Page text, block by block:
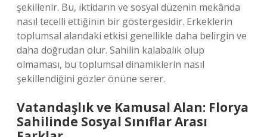
şekillenir. Bu, iktidarın ve sosyal düzenin mekânda
nasıl tecelli ettiğinin bir göstergesidir. Erkeklerin
toplumsal alandaki etkisi genellikle daha belirgin ve
daha doğrudan olur. Sahilin kalabalık olup
olmaması, bu toplumsal dinamiklerin nasıl
şekillendiğini gözler önüne serer.
Vatandaşlık ve Kamusal Alan: Florya
Sahilinde Sosyal Sınıflar Arası